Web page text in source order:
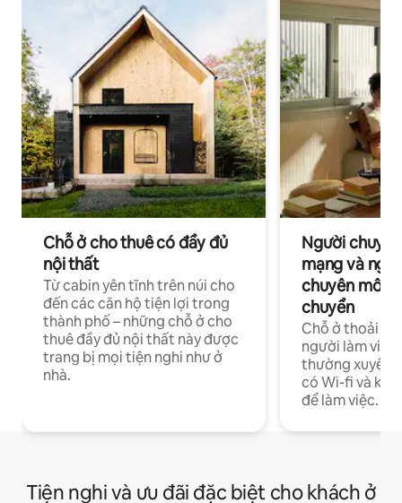
Chỗ ở cho thuê có đầy đủ
nội thất
Từ cabin yên tĩnh trên núi cho
đến các căn hộ tiện lợi trong
thành phố – những chỗ ở cho
thuê đầy đủ nội thất này được
trang bị mọi tiện nghi như ở
nhà.
Người
mạng và
chuyên môn
chuyển
Chỗ ở thoải
người làm việc
thường xuyên
có Wi-fi và
để làm việc.
Tiện nghi và ưu đãi đặc biệt cho khách ở